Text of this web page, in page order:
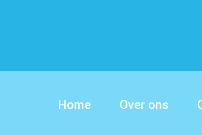
Home Over ons